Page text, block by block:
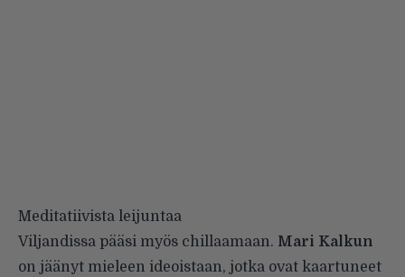
Meditatiivista leijuntaa
Viljandissa pääsi myös chillaamaan. Mari Kalkun
on jäänyt mieleen ideoistaan, jotka ovat kaartuneet